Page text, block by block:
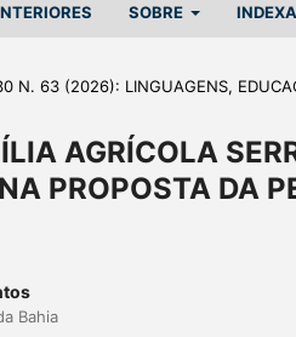
SOBRE
N. 63 (2026): LINGUAGENS,
AGRÍCOLA
PROPOSTA DA
Bahia